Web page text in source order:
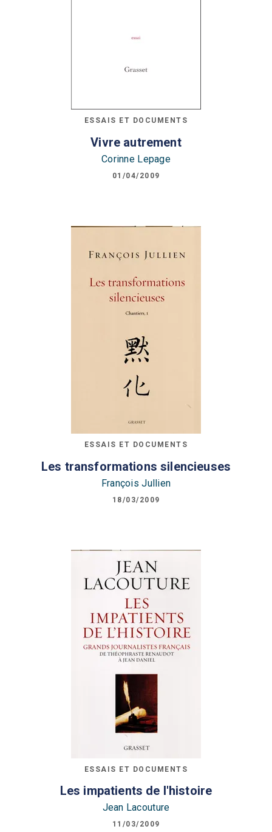
ESSAIS ET DOCUMENTS
Vivre autrement
Corinne Lepage
01/04/2009
ESSAIS ET DOCUMENTS
Les transformations silencieuses
François Jullien
18/03/2009
ESSAIS ET DOCUMENTS
Les impatients de l'histoire
Jean Lacouture
11/03/2009